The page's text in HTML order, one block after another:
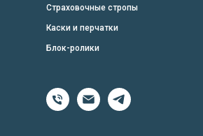
Страховочные стропы
Каски и перчатки
Блок-ролики